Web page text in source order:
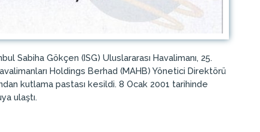
Sabiha Gökçen (ISG) Uluslararası Havalimanı, 25.
Holdings Berhad (MAHB) Yönetici Direktörü
kutlama pastası kesildi. 8 Ocak 2001 tarihinde
ulaştı.